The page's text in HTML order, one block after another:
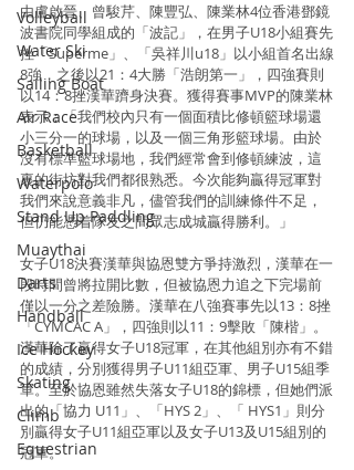
Volleyball
Water Ski
Sailing Boat
Air Race
Basketball
Waterpolo
Stand Up Paddling
Muaythai
Darts
Handball
Ice Hockey
Skating
Climb
Equestrian
由盧啟晉、曾駿芹、陳豐弘、陳業林4位香港鄧鏡
波書院同學組成的「波記」，在男子U18小組賽先
挫「Superme」、「吳祥川u18」以小組首名出線
8強，之後以21：4大勝「浩朗第一」，四強賽則
以14：8挫漢華躋身決賽。獲得賽事MVP的陳業林
表示：「我們校內只有一個面積比修頓籃球場還
小三分一的球場，以及一個三角形籃球場。由於
沒有標準籃球場地，我們經常會到修頓練波，這
裏的街坊對我們都很熟悉。今次能夠贏得冠軍對
我們來說意義非凡，儘管我們的訓練條件不足，
但仍能憑着隊友之間眾志成城贏得勝利。」
女子U18決賽漢華與協恩雙方爭持激烈，漢華在一
段時間曾將拉開比數，但被協恩力追之下完場前
僅以一分之差險勝。漢華在八強賽事先以13：8挫
「CYMCAC A」，四強則以11：9擊敗「陳楷」。
漢華除了贏得女子U18冠軍，在其他組別亦有不錯
的成績，分別獲得男子U11組亞軍、男子U15組季
軍。至於協恩雖然失落女子U18的錦標，但她們派
出的「協力 U11」、「HYS 2」、「 HYS1」則分
別贏得女子U11組亞軍以及女子U13及U15組別的
冠軍。